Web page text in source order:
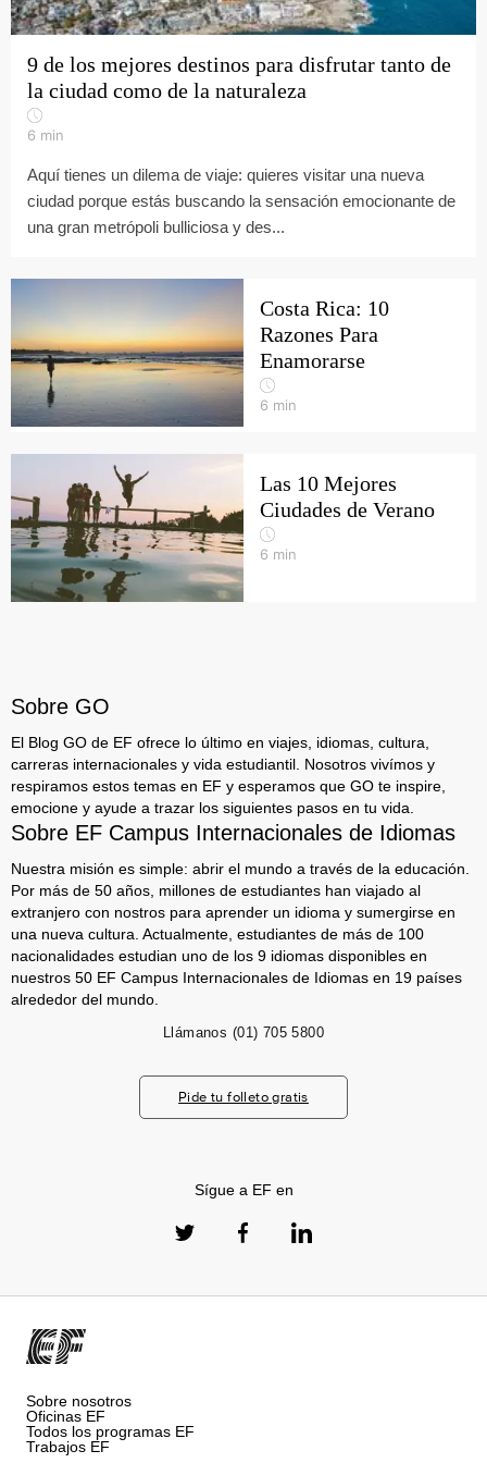
9 de los mejores destinos para disfrutar tanto de
la ciudad como de la naturaleza
6 min
Aquí tienes un dilema de viaje: quieres visitar una nueva
ciudad porque estás buscando la sensación emocionante de
una gran metrópoli bulliciosa y des...
Costa Rica: 10
Razones Para
Enamorarse
6 min
Las 10 Mejores
Ciudades de Verano
6 min
Sobre GO
El Blog GO de EF ofrece lo último en viajes, idiomas, cultura,
carreras internacionales y vida estudiantil. Nosotros vivímos y
respiramos estos temas en EF y esperamos que GO te inspire,
emocione y ayude a trazar los siguientes pasos en tu vida.
Sobre EF Campus Internacionales de Idiomas
Nuestra misión es simple: abrir el mundo a través de la educación.
Por más de 50 años, millones de estudiantes han viajado al
extranjero con nostros para aprender un idioma y sumergirse en
una nueva cultura. Actualmente, estudiantes de más de 100
nacionalidades estudian uno de los 9 idiomas disponibles en
nuestros 50 EF Campus Internacionales de Idiomas en 19 países
alrededor del mundo.
Llámanos (01) 705 5800
Pide tu folleto gratis
Sígue a EF en
Sobre nosotros
Oficinas EF
Todos los programas EF
Trabajos EF